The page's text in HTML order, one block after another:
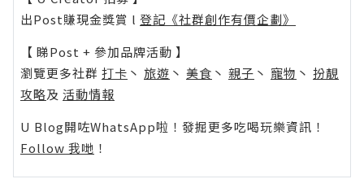
出Post賺現金獎賞 l 登記《社群創作有價企劃》
【 睇Post + 參加品牌活動 】
瀏覽更多社群 打卡 丶 旅遊 丶 美食 丶 親子 丶 寵物 丶 扮靚
攻略及 活動情報
U Blog開咗WhatsApp啦！發掘更多吃喝玩樂資訊！
Follow 我哋 ！